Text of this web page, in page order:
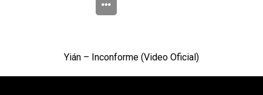
Yián – Inconforme (Video Oficial)